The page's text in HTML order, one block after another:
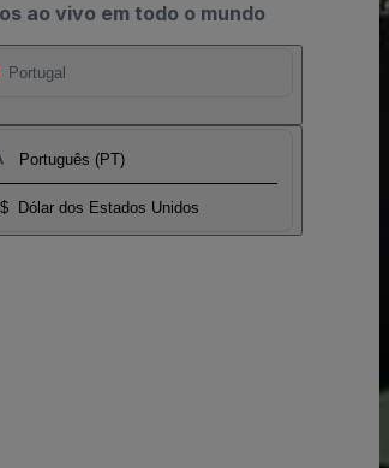
ao vivo em todo o mundo
Portugal
Português (PT)
Dólar dos Estados Unidos